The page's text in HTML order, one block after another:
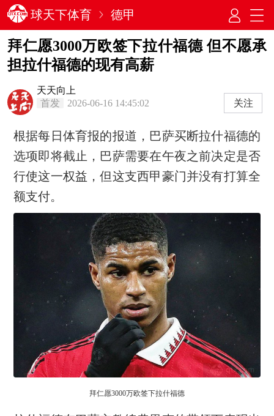
球天下体育 德甲
拜仁愿3000万欧签下拉什福德 但不愿承
担拉什福德的现有高薪
天天向上
首发
2026-06-16 14:45:02 关注
根据每日体育报的报道，巴萨买断拉什福德的
选项即将截止，巴萨需要在午夜之前决定是否
行使这一权益，但这支西甲豪门并没有打算全
额支付。
拜仁愿3000万欧签下拉什福德